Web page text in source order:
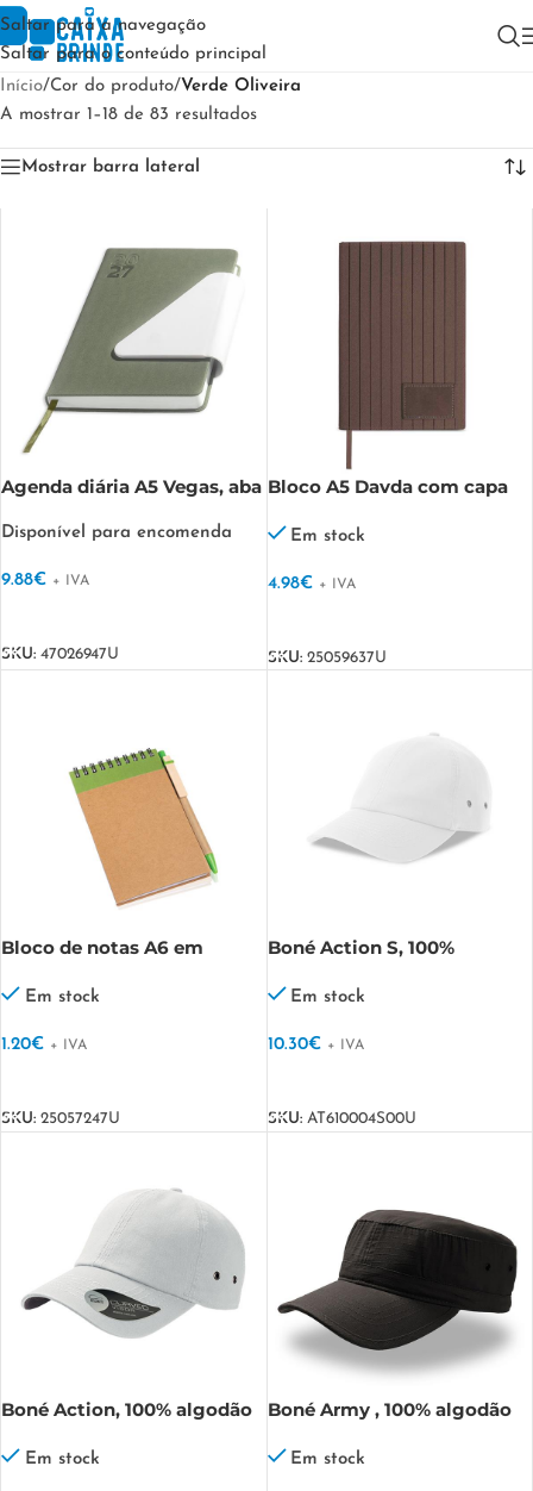
Saltar para a navegação
Saltar para o conteúdo principal
Início/Cor do produto/Verde Oliveira
A mostrar 1–18 de 83 resultados
Mostrar barra lateral
Agenda diária A5 Vegas, aba
Disponível para encomenda
9.88€ + IVA
SKU: 47026947U
Bloco A5 Davda com capa
Em stock
4.98€ + IVA
SKU: 25059637U
Bloco de notas A6 em
Recynote A6
Em stock
1.20€ + IVA
SKU: 25057247U
Boné Action S, 100%
Em stock
10.30€ + IVA
SKU: AT610004S00U
Boné Action, 100% algodão
Em stock
Boné Army , 100% algodão
Em stock